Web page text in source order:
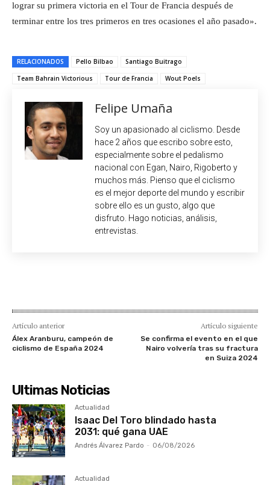
lograr su primera victoria en el Tour de Francia después de
terminar entre los tres primeros en tres ocasiones el año pasado».
RELACIONADOS Pello Bilbao
Santiago Buitrago
Team Bahrain Victorious
Tour de Francia Wout Poels
Felipe Umaña
Soy un apasionado al ciclismo. Desde
hace 2 años que escribo sobre esto,
especialmente sobre el pedalismo
nacional con Egan, Nairo, Rigoberto y
muchos más. Pienso que el ciclismo
es el mejor deporte del mundo y escribir
sobre ello es un gusto, algo que
disfruto. Hago noticias, análisis,
entrevistas.
Artículo anterior
Álex Aranburu, campeón de
ciclismo de España 2024
Artículo siguiente
Se confirma el evento en el que
Nairo volvería tras su fractura
en Suiza 2024
Ultimas Noticias
Actualidad
Isaac Del Toro blindado hasta
2031: qué gana UAE
Andrés Álvarez Pardo - 06/08/2026
Actualidad